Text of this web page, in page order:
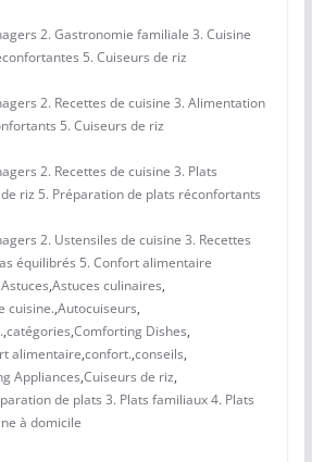
2. Gastronomie familiale 3. Cuisine
5. Cuiseurs de riz
2. Recettes de cuisine 3. Alimentation
5. Cuiseurs de riz
2. Recettes de cuisine 3. Plats
riz 5. Préparation de plats réconfortants
2. Ustensiles de cuisine 3. Recettes
équilibrés 5. Confort alimentaire
Astuces,Astuces culinaires,
cuisine.,Autocuiseurs,
,catégories,Comforting Dishes,
alimentaire,confort.,conseils,
Appliances,Cuiseurs de riz,
de plats 3. Plats familiaux 4. Plats
à domicile